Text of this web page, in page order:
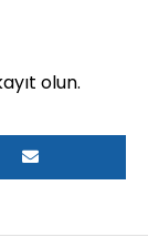
olun.